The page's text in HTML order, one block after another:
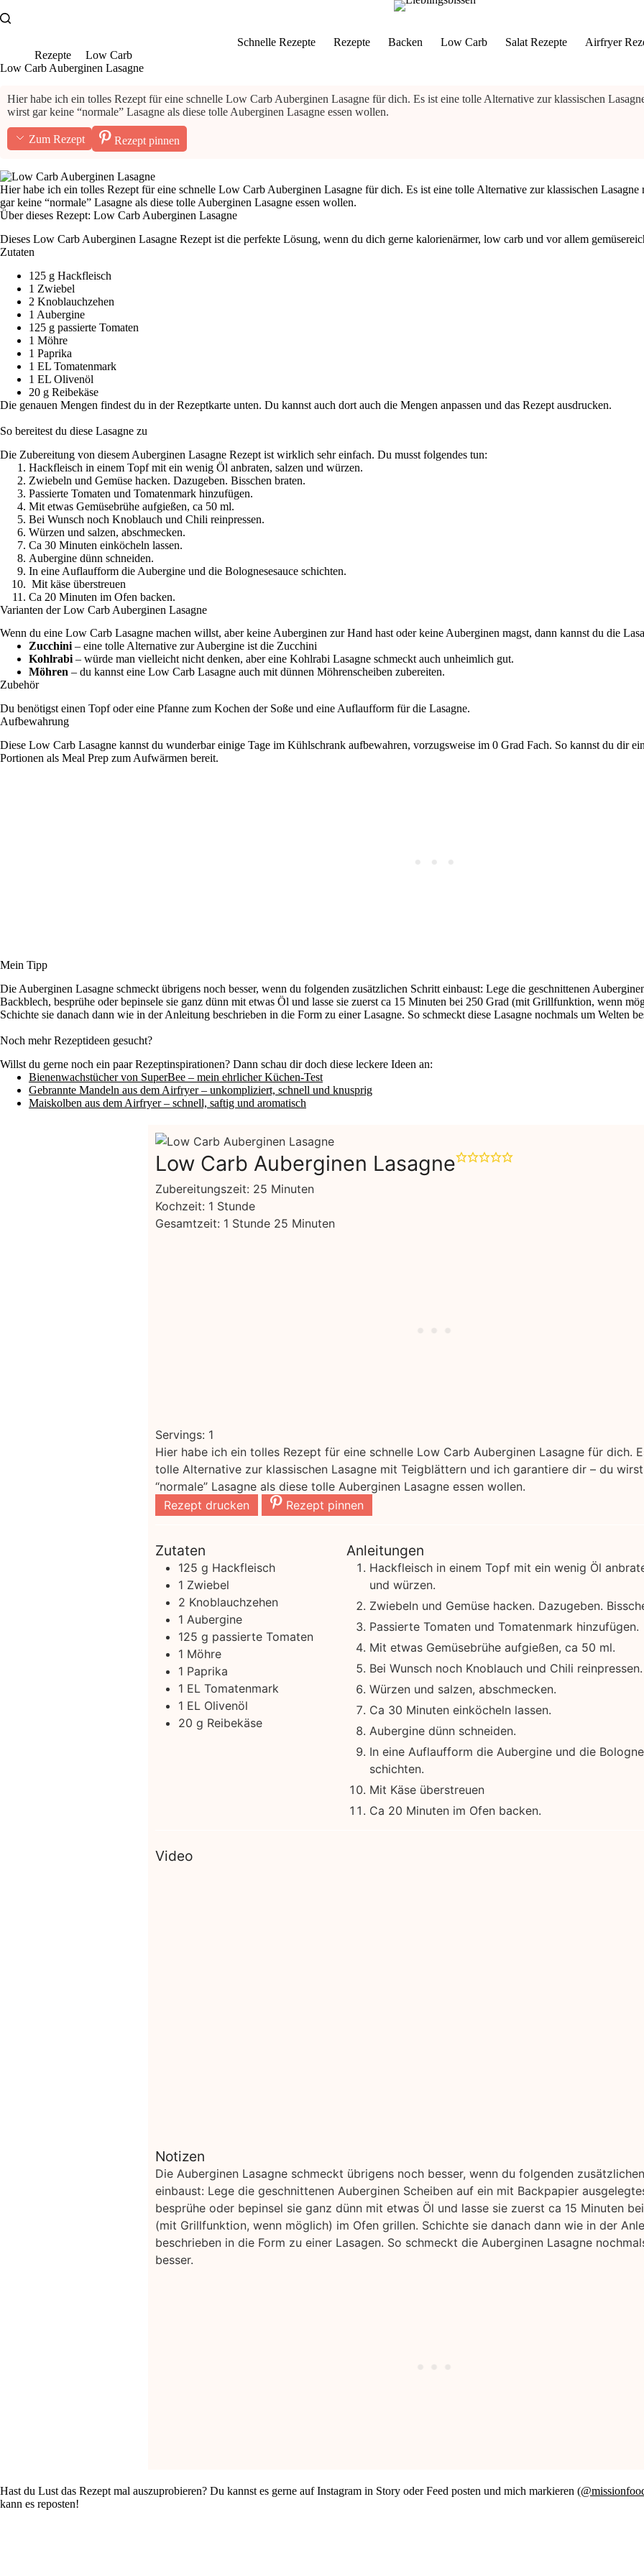
Inhalt
Schnelle Rezepte
Rezepte Backen Low Carb Salat Rezepte
Airfryer
Rezepte
Low Carb
Low Carb Auberginen Lasagne
Hier habe ich ein tolles Rezept für eine schnelle Low Carb Auberginen Lasagne für dich. Es ist eine tolle Alternative zur klassischen
wirst gar keine “normale” Lasagne als diese tolle Auberginen Lasagne essen wollen.
Zum Rezept Rezept pinnen
Hier habe ich ein tolles Rezept für eine schnelle Low Carb Auberginen Lasagne für dich. Es ist eine tolle Alternative zur klassischen
gar keine “normale” Lasagne als diese tolle Auberginen Lasagne essen wollen.
Über dieses Rezept: Low Carb Auberginen Lasagne
Dieses Low Carb Auberginen Lasagne Rezept ist die perfekte Lösung, wenn du dich gerne kalorienärmer, low carb und vor allem
Zutaten
125 g Hackfleisch
1 Zwiebel
2 Knoblauchzehen
1 Aubergine
125 g passierte Tomaten
1 Möhre
1 Paprika
1 EL Tomatenmark
1 EL Olivenöl
20 g Reibekäse
Die genauen Mengen findest du in der Rezeptkarte unten. Du kannst auch dort auch die Mengen anpassen und das Rezept ausdrucken.
So bereitest du diese Lasagne zu
Die Zubereitung von diesem Auberginen Lasagne Rezept ist wirklich sehr einfach. Du musst folgendes tun:
Hackfleisch in einem Topf mit ein wenig Öl anbraten, salzen und würzen.
Zwiebeln und Gemüse hacken. Dazugeben. Bisschen braten.
Passierte Tomaten und Tomatenmark hinzufügen.
Mit etwas Gemüsebrühe aufgießen, ca 50 ml.
Bei Wunsch noch Knoblauch und Chili reinpressen.
Würzen und salzen, abschmecken.
Ca 30 Minuten einköcheln lassen.
Aubergine dünn schneiden.
In eine Auflaufform die Aubergine und die Bolognesesauce schichten.
Mit käse überstreuen
Ca 20 Minuten im Ofen backen.
Varianten der Low Carb Auberginen Lasagne
Wenn du eine Low Carb Lasagne machen willst, aber keine Auberginen zur Hand hast oder keine Auberginen magst, dann kannst du die
Zucchini – eine tolle Alternative zur Aubergine ist die Zucchini
Kohlrabi – würde man vielleicht nicht denken, aber eine Kohlrabi Lasagne schmeckt auch unheimlich gut.
Möhren – du kannst eine Low Carb Lasagne auch mit dünnen Möhrenscheiben zubereiten.
Zubehör
Du benötigst einen Topf oder eine Pfanne zum Kochen der Soße und eine Auflaufform für die Lasagne.
Aufbewahrung
Diese Low Carb Lasagne kannst du wunderbar einige Tage im Kühlschrank aufbewahren, vorzugsweise im 0 Grad Fach. So kannst du dir
Portionen als Meal Prep zum Aufwärmen bereit.
Mein Tipp
Die Auberginen Lasagne schmeckt übrigens noch besser, wenn du folgenden zusätzlichen Schritt einbaust: Lege die geschnittenen
Backblech, besprühe oder bepinsele sie ganz dünn mit etwas Öl und lasse sie zuerst ca 15 Minuten bei 250 Grad (mit Grillfunktion, wenn
Schichte sie danach dann wie in der Anleitung beschrieben in die Form zu einer Lasagne. So schmeckt diese Lasagne nochmals um Welten
Noch mehr Rezeptideen gesucht?
Willst du gerne noch ein paar Rezeptinspirationen? Dann schau dir doch diese leckere Ideen an:
Bienenwachstücher von SuperBee – mein ehrlicher Küchen-Test
Gebrannte Mandeln aus dem Airfryer – unkompliziert, schnell und knusprig
Maiskolben aus dem Airfryer – schnell, saftig und aromatisch
Low Carb Auberginen Lasagne
Zubereitungszeit: 25Minuten
Minuten
Kochzeit: 1Stunde
Stunde
Gesamtzeit: 1Stunde
Stunde 25Minuten
Minuten
Servings: 1
Hier habe ich ein tolles Rezept für eine schnelle Low Carb Auberginen Lasagne für dich.
tolle Alternative zur klassischen Lasagne mit Teigblättern und ich garantiere dir – du
“normale” Lasagne als diese tolle Auberginen Lasagne essen wollen.
Rezept drucken
Rezept pinnen
Zutaten
125 g Hackfleisch
1 Zwiebel
2 Knoblauchzehen
1 Aubergine
125 g passierte Tomaten
1 Möhre
1 Paprika
1 EL Tomatenmark
1 EL Olivenöl
20 g Reibekäse
Anleitungen
Hackfleisch in einem Topf mit ein wenig Öl
und würzen.
Zwiebeln und Gemüse hacken. Dazugeben.
Passierte Tomaten und Tomatenmark hinzufügen.
Mit etwas Gemüsebrühe aufgießen, ca 50 ml.
Bei Wunsch noch Knoblauch und Chili reinpressen.
Würzen und salzen, abschmecken.
Ca 30 Minuten einköcheln lassen.
Aubergine dünn schneiden.
In eine Auflaufform die Aubergine und die
schichten.
Mit Käse überstreuen
Ca 20 Minuten im Ofen backen.
Video
Notizen
Die Auberginen Lasagne schmeckt übrigens noch besser, wenn du folgenden
einbaust: Lege die geschnittenen Auberginen Scheiben auf ein mit Backpapier
besprühe oder bepinsel sie ganz dünn mit etwas Öl und lasse sie zuerst ca 15 Minuten
(mit Grillfunktion, wenn möglich) im Ofen grillen. Schichte sie danach dann wie in der
beschrieben in die Form zu einer Lasagen. So schmeckt die Auberginen Lasagne
besser.
Hast du Lust das Rezept mal auszuprobieren? Du kannst es gerne auf Instagram in Story oder Feed posten und mich markieren (
kann es reposten!